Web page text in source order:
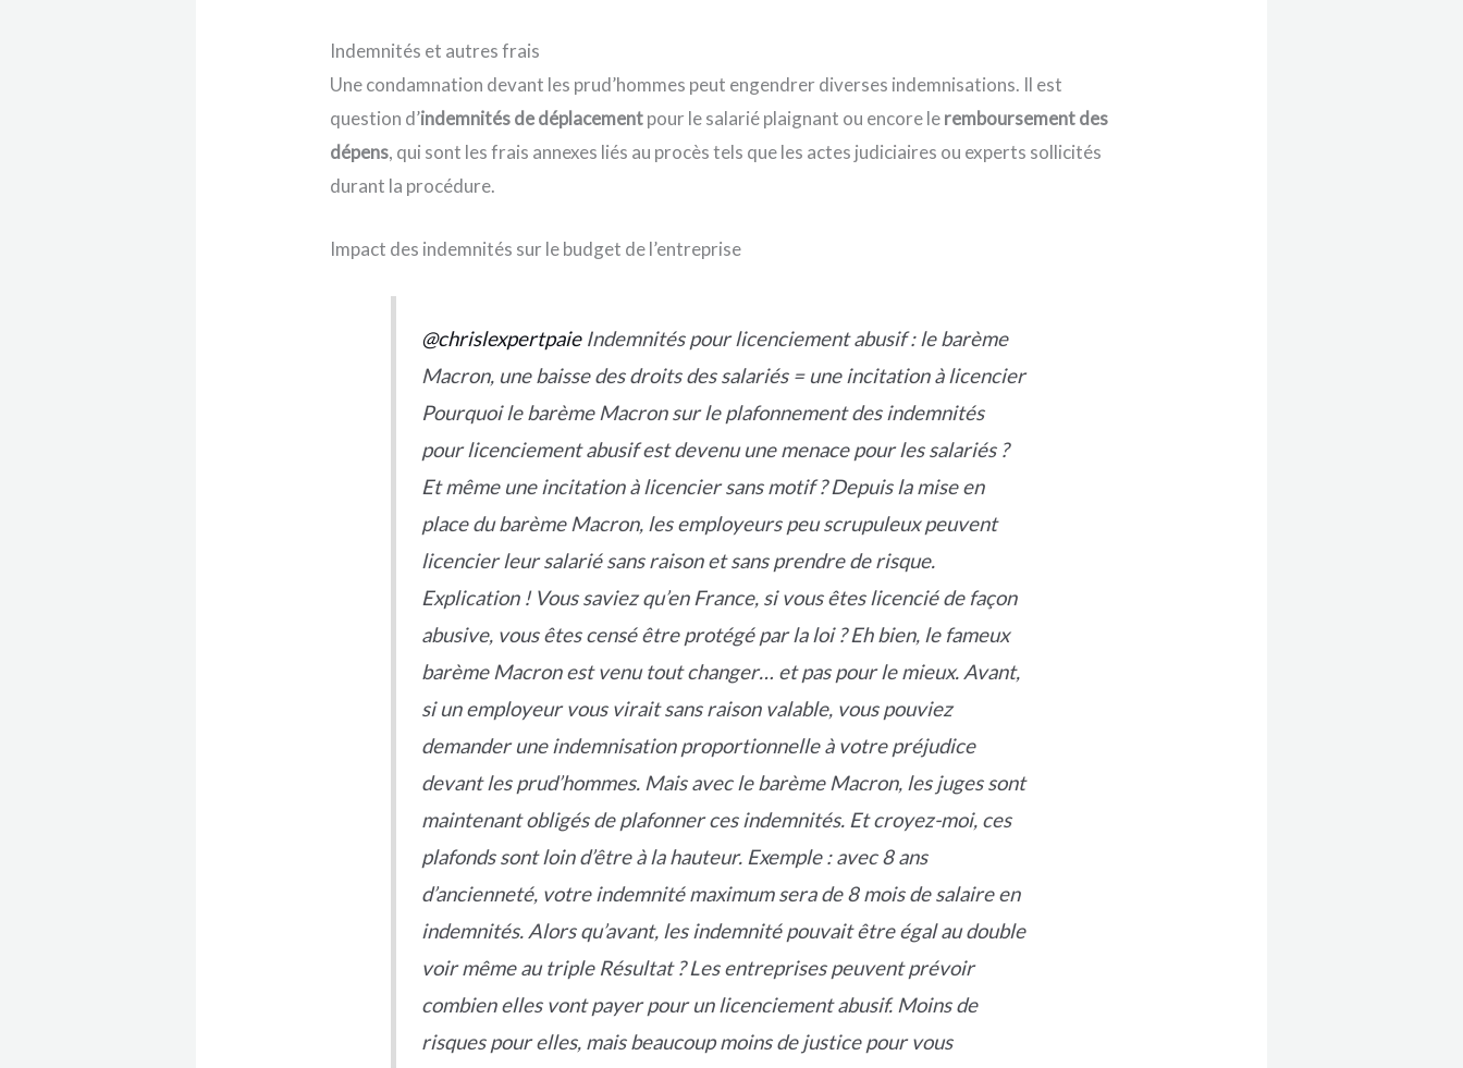
Indemnités et autres frais
Une condamnation devant les prud’hommes peut engendrer diverses indemnisations. Il est
question d’indemnités de déplacementpour le salarié plaignant ou encore leremboursement des
dépens, qui sont les frais annexes liés au procès tels que les actes judiciaires ou experts sollicités
durant la procédure.
Impact des indemnités sur le budget de l’entreprise
@chrislexpertpaieIndemnités pour licenciement abusif : le barème
Macron, une baisse des droits des salariés = une incitation à licencier
Pourquoi le barème Macron sur le plafonnement des indemnités
pour licenciement abusif est devenu une menace pour les salariés ?
Et même une incitation à licencier sans motif ? Depuis la mise en
place du barème Macron, les employeurs peu scrupuleux peuvent
licencier leur salarié sans raison et sans prendre de risque.
Explication ! Vous saviez qu’en France, si vous êtes licencié de façon
abusive, vous êtes censé être protégé par la loi ? Eh bien, le fameux
barème Macron est venu tout changer… et pas pour le mieux. Avant,
si un employeur vous virait sans raison valable, vous pouviez
demander une indemnisation proportionnelle à votre préjudice
devant les prud’hommes. Mais avec le barème Macron, les juges sont
maintenant obligés de plafonner ces indemnités. Et croyez-moi, ces
plafonds sont loin d’être à la hauteur. Exemple : avec 8 ans
d’ancienneté, votre indemnité maximum sera de 8 mois de salaire en
indemnités. Alors qu’avant, les indemnité pouvait être égal au double
voir même au triple Résultat ? Les entreprises peuvent prévoir
combien elles vont payer pour un licenciement abusif. Moins de
risques pour elles, mais beaucoup moins de justice pour vous